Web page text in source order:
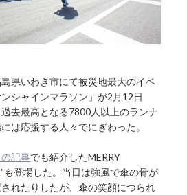
県いわき市にて被災地最大のイベ
シャインマラソン」が2月12日
過去最高となる7800人以上のランナ
は応援する人々でにぎわった。
記事でも紹介したMERRY
も登場した。当日は強風で傘の骨が
れたりしたが、傘の笑顔につられ